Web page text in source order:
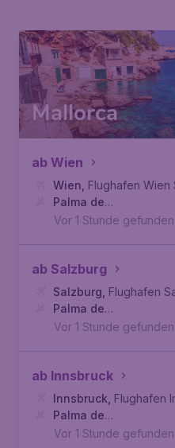
Mallorca
ab Wien
Wien Flughafen Wien
Palma de
Mallorca, Flughafen
Vor 1 Stunde gefunden
ab Salzburg
Salzburg Flughafen
Palma de
Mallorca, Flughafen
Vor 1 Stunde gefunden
ab Innsbruck
Innsbruck Flughafen
Palma de
Mallorca, Flughafen
Vor 1 Stunde gefunden